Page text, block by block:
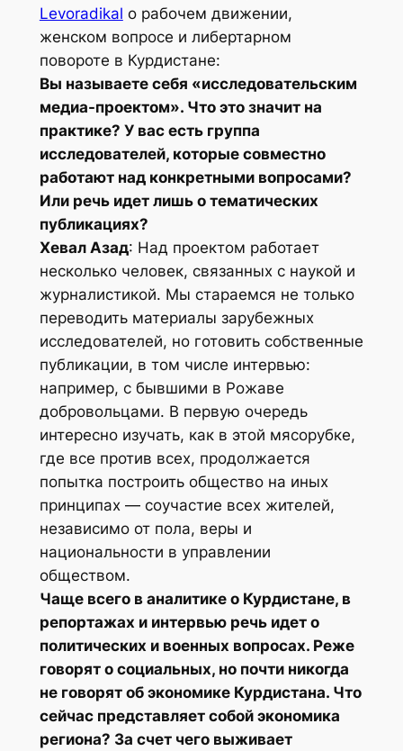
Levoradikal о рабочем движении,
женском вопросе и либертарном
повороте в Курдистане:
Вы называете себя «исследовательским
медиа-проектом». Что это значит на
практике? У вас есть группа
исследователей, которые совместно
работают над конкретными вопросами?
Или речь идет лишь о тематических
публикациях?
Хевал Азад: Над проектом работает
несколько человек, связанных с наукой и
журналистикой. Мы стараемся не только
переводить материалы зарубежных
исследователей, но готовить собственные
публикации, в том числе интервью:
например, с бывшими в Рожаве
добровольцами. В первую очередь
интересно изучать, как в этой мясорубке,
где все против всех, продолжается
попытка построить общество на иных
принципах — соучастие всех жителей,
независимо от пола, веры и
национальности в управлении
обществом.
Чаще всего в аналитике о Курдистане, в
репортажах и интервью речь идет о
политических и военных вопросах. Реже
говорят о социальных, но почти никогда
не говорят об экономике Курдистана. Что
сейчас представляет собой экономика
региона? За счет чего выживает